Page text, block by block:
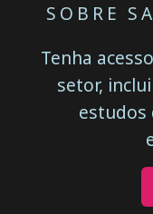
SOBRE
Tenha
setor,
estudos